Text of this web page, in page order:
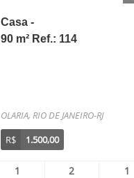
Casa -
90 m² Ref.: 114
OLARIA, RIO DE JANEIRO-RJ
R$
1.500,00
1 2 1